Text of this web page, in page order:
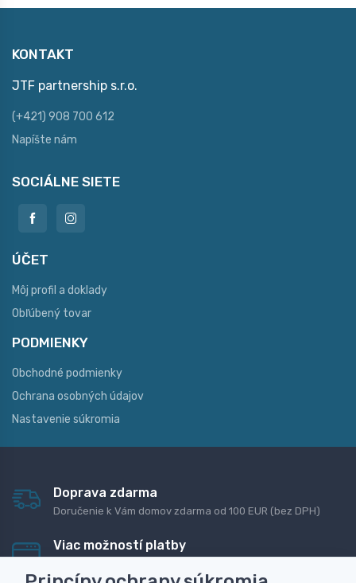
KONTAKT
JTF partnership s.r.o.
(+421) 908 700 612
Napíšte nám
SOCIÁLNE SIETE
ÚČET
Môj profil a doklady
Obľúbený tovar
PODMIENKY
Obchodné podmienky
Ochrana osobných údajov
Nastavenie súkromia
Doprava zdarma
Doručenie k Vám domov zdarma od 100 EUR (bez DPH)
Viac možností platby
dobierku